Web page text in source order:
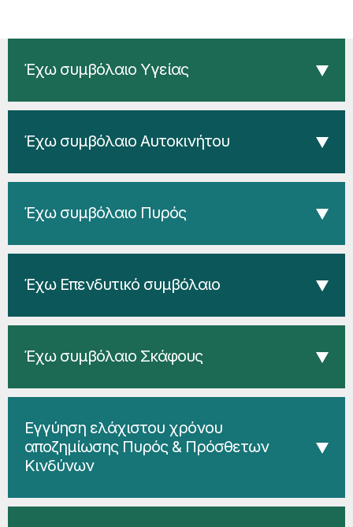
Έχω συμβόλαιο Υγείας
Έχω συμβόλαιο Αυτοκινήτου
Έχω συμβόλαιο Πυρός
Έχω Επενδυτικό συμβόλαιο
Έχω συμβόλαιο Σκάφους
Εγγύηση ελάχιστου χρόνου
αποζημίωσης Πυρός & Πρόσθετων
Κινδύνων